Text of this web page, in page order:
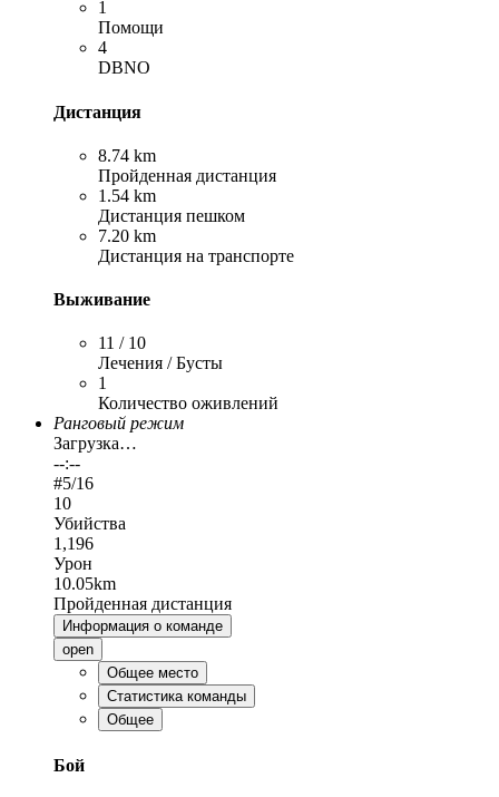
1
Помощи
4
DBNO
Дистанция
8.74 km
Пройденная дистанция
1.54 km
Дистанция пешком
7.20 km
Дистанция на транспорте
Выживание
11 / 10
Лечения / Бусты
1
Количество оживлений
Ранговый режим
Загрузка…
--:--
#5/16
10
Убийства
1,196
Урон
10.05km
Пройденная дистанция
Информация о команде
open
Общее место
Статистика команды
Общее
Бой